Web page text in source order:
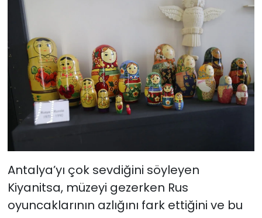
Antalya’yı çok sevdiğini söyleyen
Kiyanitsa, müzeyi gezerken Rus
oyuncaklarının azlığını fark ettiğini ve bu